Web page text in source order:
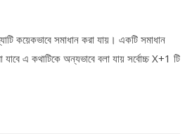
কয়েকভাবে সমাধান করা যায়। একটি সমাধান
এ কথাটিকে অন্যভাবে বলা যায় সর্বোচ্চ X+1 টি